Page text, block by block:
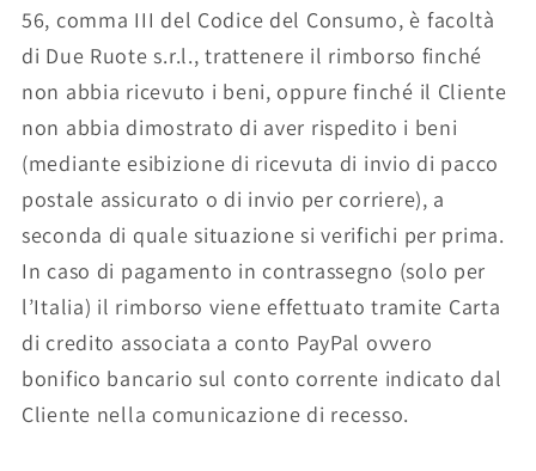
56, comma III del Codice del Consumo, è facoltà
di Due Ruote s.r.l., trattenere il rimborso finché
non abbia ricevuto i beni, oppure finché il Cliente
non abbia dimostrato di aver rispedito i beni
(mediante esibizione di ricevuta di invio di pacco
postale assicurato o di invio per corriere), a
seconda di quale situazione si verifichi per prima.
In caso di pagamento in contrassegno (solo per
l’Italia) il rimborso viene effettuato tramite Carta
di credito associata a conto PayPal ovvero
bonifico bancario sul conto corrente indicato dal
Cliente nella comunicazione di recesso.